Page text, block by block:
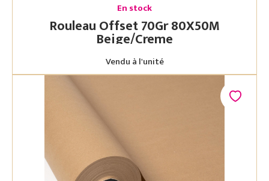
En stock
Rouleau Offset 70Gr 80X50M
Beige/Creme
Vendu à l'unité